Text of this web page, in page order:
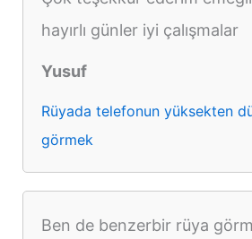
hayırlı günler iyi çalışmalar
Yusuf
Rüyada telefonun yüksekten
görmek
Ben de benzerbir rüya